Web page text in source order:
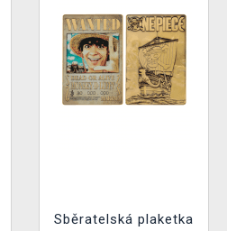
Sběratelská plaketka